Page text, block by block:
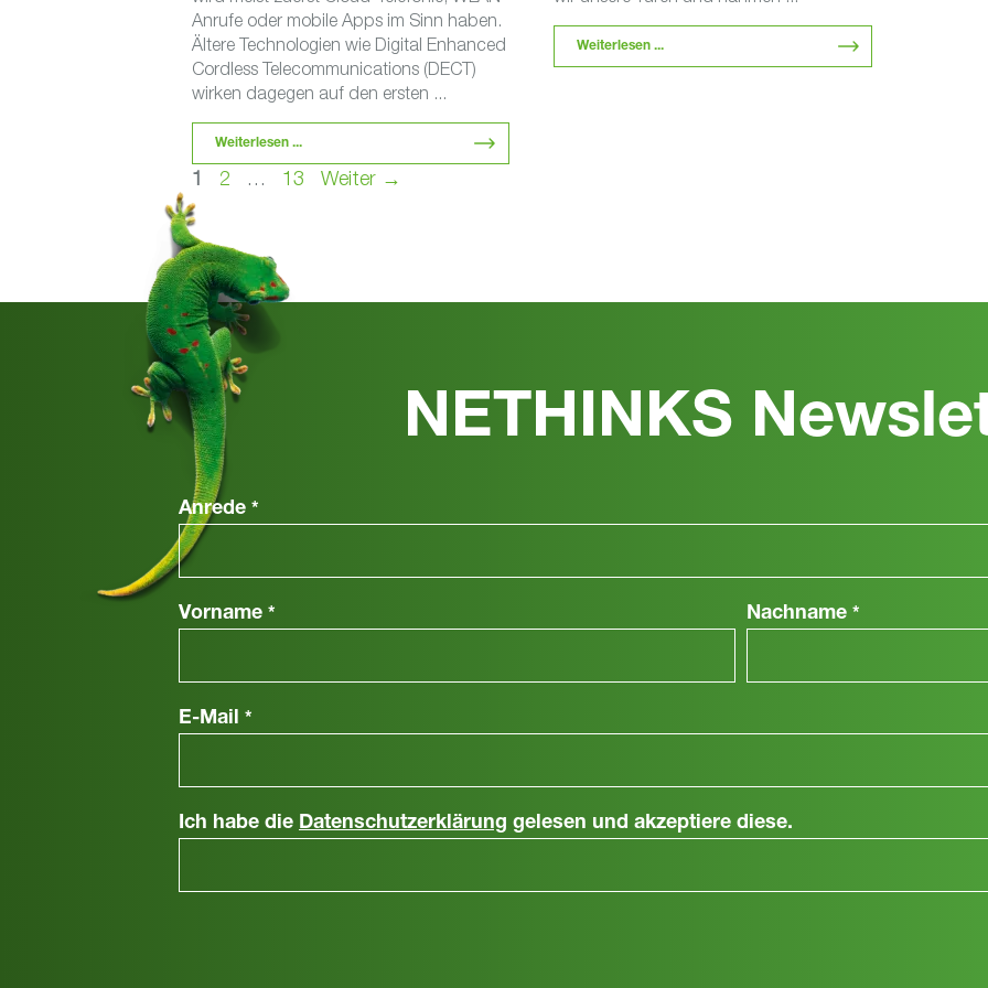
Weiterlesen ...
Anrufe oder mobile Apps im Sinn haben.
Ältere Technologien wie Digital Enhanced
Cordless Telecommunications (DECT)
wirken dagegen auf den ersten ...
Weiterlesen ...
Seite
1 Seite
2 … Seite
13 Weiter →
NETHINKS
Anrede *
Vorname * Nachname *
E-Mail *
Ich habe die Datenschutzerklärung gelesen und akzeptiere diese.